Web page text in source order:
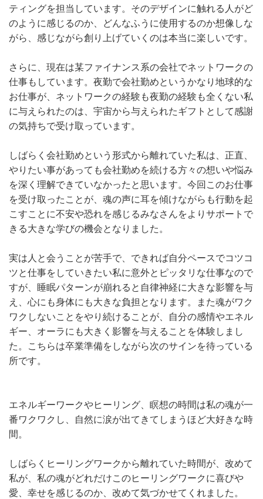
ティングを担当しています。そのデザインに触れる人がど
のように感じるのか、どんなふうに使用するのか想像しな
がら、感じながら創り上げていくのは本当に楽しいです。
さらに、現在は某ファイナンス系の会社でネットワークの
仕事もしています。夜勤で会社勤めというかなり地球的な
お仕事が、ネットワークの経験も夜勤の経験も全くない私
に与えられたのは、宇宙から与えられたギフトとして感謝
の気持ちで受け取っています。
しばらく会社勤めという形式から離れていた私は、正直、
やりたい事があっても会社勤めを続ける方々の想いや悩み
を深く理解できていなかったと思います。今回このお仕事
を受け取ったことが、魂の声に耳を傾けながらも行動を起
こすことに不安や恐れを感じるみなさんをよりサポートで
きる大きな学びの機会となりました。
実は人と会うことが苦手で、できれば自分ペースでコツコ
ツと仕事をしていきたい私に意外とピッタリな仕事なので
すが、睡眠パターンが崩れると自律神経に大きな影響を与
え、心にも身体にも大きな負担となります。また魂がワク
ワクしないことをやり続けることが、自分の感情やエネル
ギー、オーラにも大きく影響を与えることを体験しまし
た。こちらは卒業準備をしながら次のサインを待っている
所です。
エネルギーワークやヒーリング、瞑想の時間は私の魂が一
番ワクワクし、自然に涙が出てきてしまうほど大好きな時
間。
しばらくヒーリングワークから離れていた時間が、改めて
私が、私の魂がどれだけこのヒーリングワークに喜びや
愛、幸せを感じるのか、改めて気づかせてくれました。